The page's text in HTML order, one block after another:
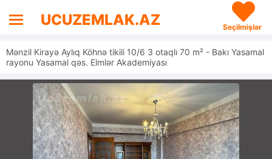
UCUZEMLAK.AZ Seçilmişlər
Mənzil Kirayə Aylıq Köhnə tikili 10/6 3 otaqlı 70 m² - Bakı Yasamal
rayonu Yasamal qəs. Elmlər Akademiyası